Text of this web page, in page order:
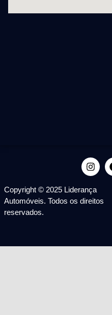
Copyright © 2025 Liderança
Automóveis. Todos os direitos
reservados.